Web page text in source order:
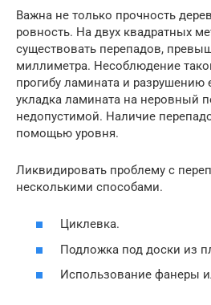
Важна не только прочность
ровность. На двух квадратных
существовать перепадов,
миллиметра. Несоблюдение
прогибу ламината и разрушению
укладка ламината на неровный
недопустимой. Наличие
помощью уровня.
Ликвидировать проблему с
несколькими способами.
Циклевка.
Подложка под доски из
Использование фанеры